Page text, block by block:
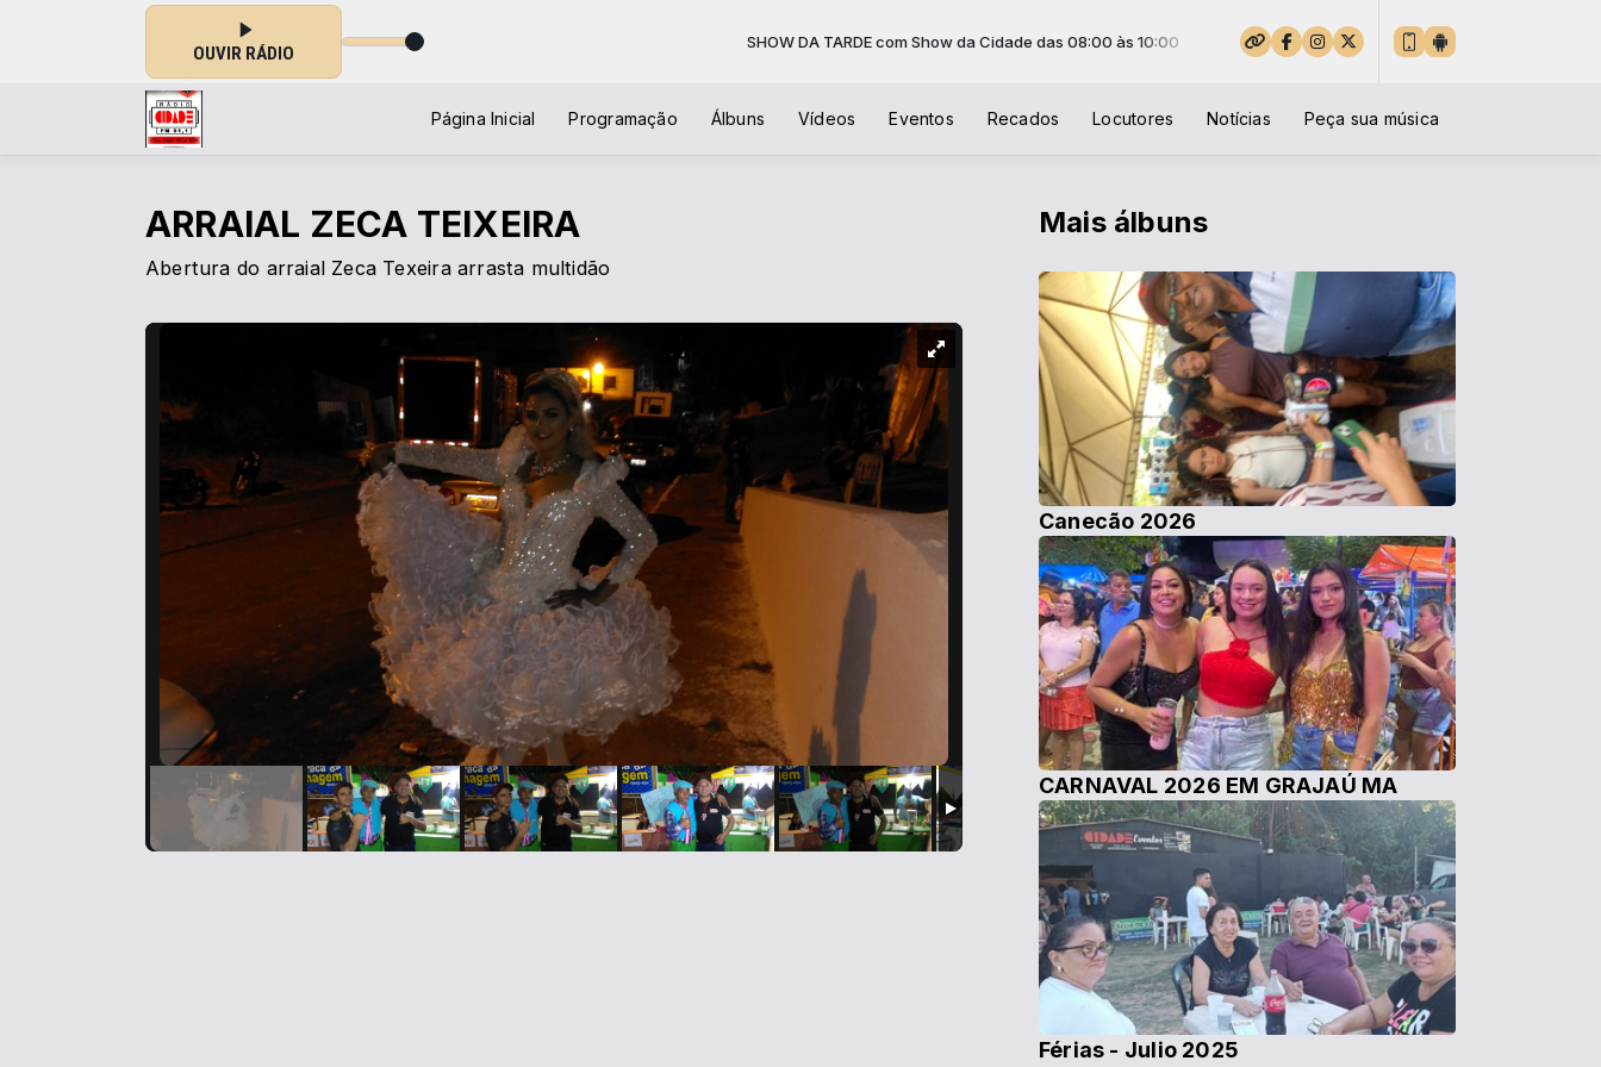
OUVIR RÁDIO
TARDE com Show da Cidade das 08:00 às 10:00 SHOW DA TARDE com Show da Cidade das 08:00 às 10:00
Página Inicial Programação Álbuns Vídeos Eventos Recados Locutores Notícias Peça sua música
ARRAIAL ZECA TEIXEIRA
Abertura do arraial Zeca Texeira arrasta multidão
Mais álbuns
Canecão 2026
CARNAVAL 2026 EM GRAJAÚ MA
Férias - Julio 2025